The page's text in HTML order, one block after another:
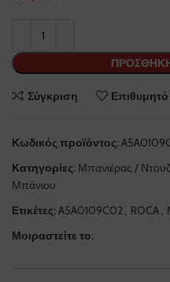
Σύγκριση Επιθυμητό
Κωδικός προϊόντος:
Κατηγορίες: Μπανιέρας /
Μπάνιου
Ετικέτες:A5A0109C02 , ROCA,
Μοιραστείτε το: